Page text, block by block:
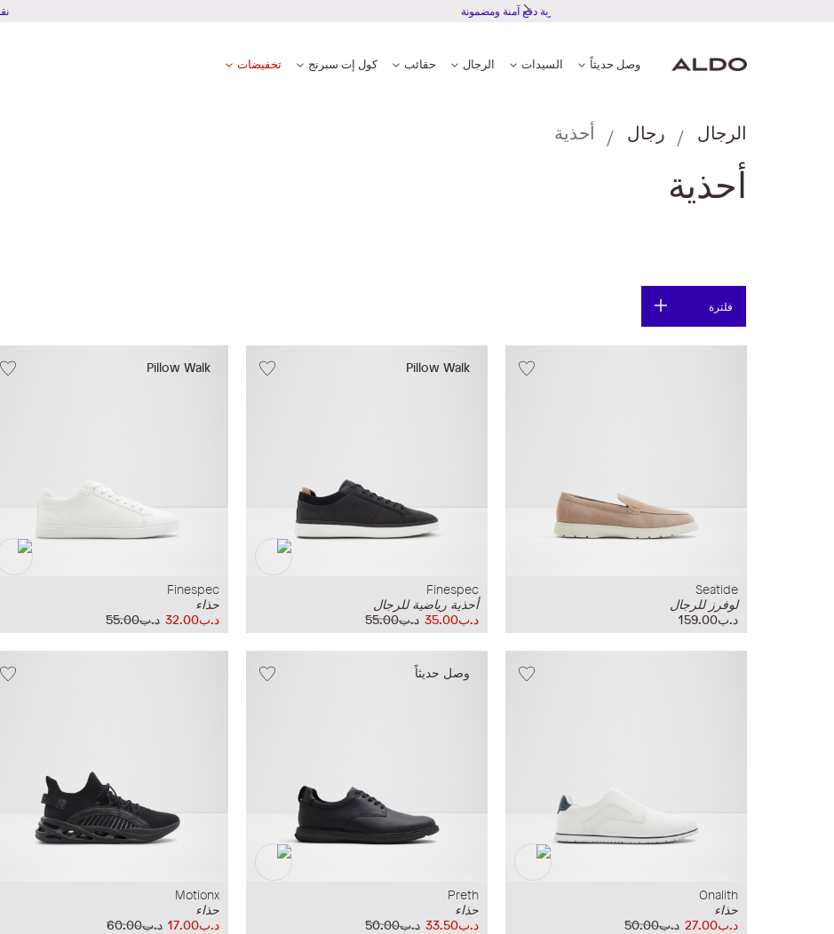
تجربة دفع آمنة ومضمونة
وصل حديثاً السيدات الرجال حقائب كول إت سبرنج تخفيضات
الرجال رجال أحذية
أحذية
فلترة
Seatide
لوفرز للرجال
د.ب159.00
Pillow Walk
Finespec
أحذية رياضية للرجال
د.ب55.00
د.ب35.00
Pillow Walk
Finespec
حذاء
د.ب55.00
د.ب32.00
Onalith
حذاء
د.ب50.00
د.ب27.00
وصل حديثاً
Preth
حذاء
د.ب50.00
د.ب33.50
Motionx
حذاء
د.ب60.00
د.ب17.00